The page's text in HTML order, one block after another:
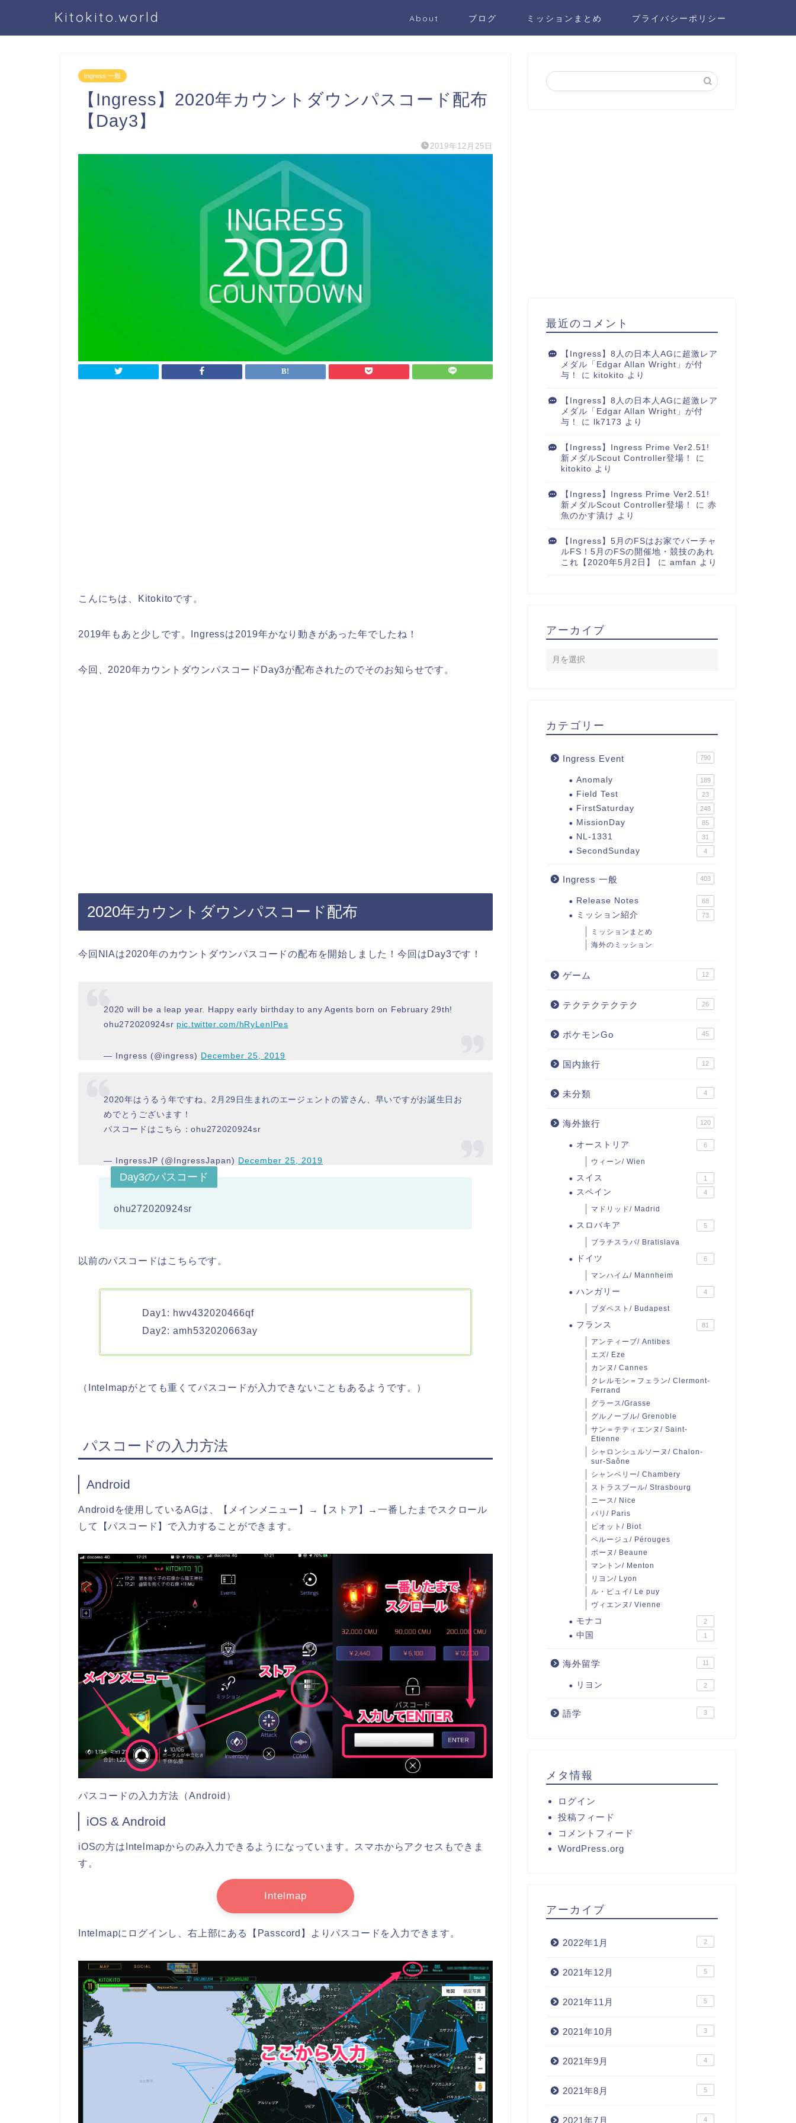
Kitokito.world About ブログ ミッションまとめ プライバシーポリシー
Ingress 一般
【Ingress】2020年カウントダウンパスコード配布
【Day3】
2019年12月25日
こんにちは、Kitokitoです。
2019年もあと少しです。Ingressは2019年かなり動きがあった年でしたね！
今回、2020年カウントダウンパスコードDay3が配布されたのでそのお知らせです。
2020年カウントダウンパスコード配布
今回NIAは2020年のカウントダウンパスコードの配布を開始しました！今回はDay3です！
2020 will be a leap year. Happy early birthday to any Agents born on February 29th!
ohu272020924sr pic.twitter.com/hRyLenlPes
— Ingress (@ingress) December 25, 2019
2020年はうるう年ですね。2月29日生まれのエージェントの皆さん、早いですがお誕生日お
めでとうございます！
パスコードはこちら：ohu272020924sr
— IngressJP (@IngressJapan) December 25, 2019
Day3のパスコード
ohu272020924sr
以前のパスコードはこちらです。
Day1: hwv432020466qf
Day2: amh532020663ay
（Intelmapがとても重くてパスコードが入力できないこともあるようです。）
パスコードの入力方法
Android
Androidを使用しているAGは、【メインメニュー】→【ストア】→一番したまでスクロール
して【パスコード】で入力することができます。
パスコードの入力方法（Android）
iOS & Android
iOSの方はIntelmapからのみ入力できるようになっています。スマホからアクセスもできま
す。
Intelmap
Intelmapにログインし、右上部にある【Passcord】よりパスコードを入力できます。
最近のコメント
【Ingress】8人の日本人AGに超激レア
メダル「Edgar Allan Wright」が付
与！
に kitokito より
【Ingress】8人の日本人AGに超激レア
メダル「Edgar Allan Wright」が付
与！
に lk7173 より
【Ingress】Ingress Prime Ver2.51!
新メダルScout Controller登場！
に
kitokito より
【Ingress】Ingress Prime Ver2.51!
新メダルScout Controller登場！
に 赤
魚のかす漬け より
【Ingress】5月のFSはお家でバーチャ
ルFS！5月のFSの開催地・競技のあれ
これ【2020年5月2日】
に amfan より
アーカイブ
カテゴリー
Ingress Event 790
Anomaly 189
Field Test 23
FirstSaturday 248
MissionDay 85
NL-1331 31
SecondSunday 4
Ingress 一般 403
Release Notes 68
ミッション紹介 73
ミッションまとめ
海外のミッション
ゲーム 12
テクテクテクテク 26
ポケモンGo 45
国内旅行 12
未分類 4
海外旅行 120
オーストリア 6
ウィーン/ Wien
スイス 1
スペイン 4
マドリッド/ Madrid
スロバキア 5
ブラチスラバ/ Bratislava
ドイツ 6
マンハイム/ Mannheim
ハンガリー 4
ブダペスト/ Budapest
フランス 81
アンティーブ/ Antibes
エズ/ Eze
カンヌ/ Cannes
クレルモン＝フェラン/ Clermont-
Ferrand
グラース/Grasse
グルノーブル/ Grenoble
サン＝テティエンヌ/ Saint-
Etienne
シャロンシュルソーヌ/ Chalon-
sur-Saône
シャンベリー/ Chambery
ストラスブール/ Strasbourg
ニース/ Nice
パリ/ Paris
ビオット/ Biot
ペルージュ/ Pérouges
ボーヌ/ Beaune
マントン/ Menton
リヨン/ Lyon
ル・ピュイ/ Le puy
ヴィエンヌ/ Vienne
モナコ 2
中国 1
海外留学 11
リヨン 2
語学 3
メタ情報
ログイン
投稿フィード
コメントフィード
WordPress.org
アーカイブ
2022年1月 2
2021年12月 5
2021年11月 5
2021年10月 3
2021年9月 4
2021年8月 5
2021年7月 4